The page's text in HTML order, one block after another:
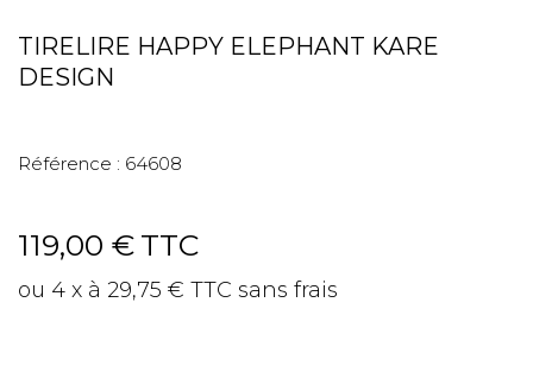
TIRELIRE HAPPY ELEPHANT KARE
DESIGN
Référence : 64608
119,00 € TTC
ou 4 x à 29,75 € TTC sans frais